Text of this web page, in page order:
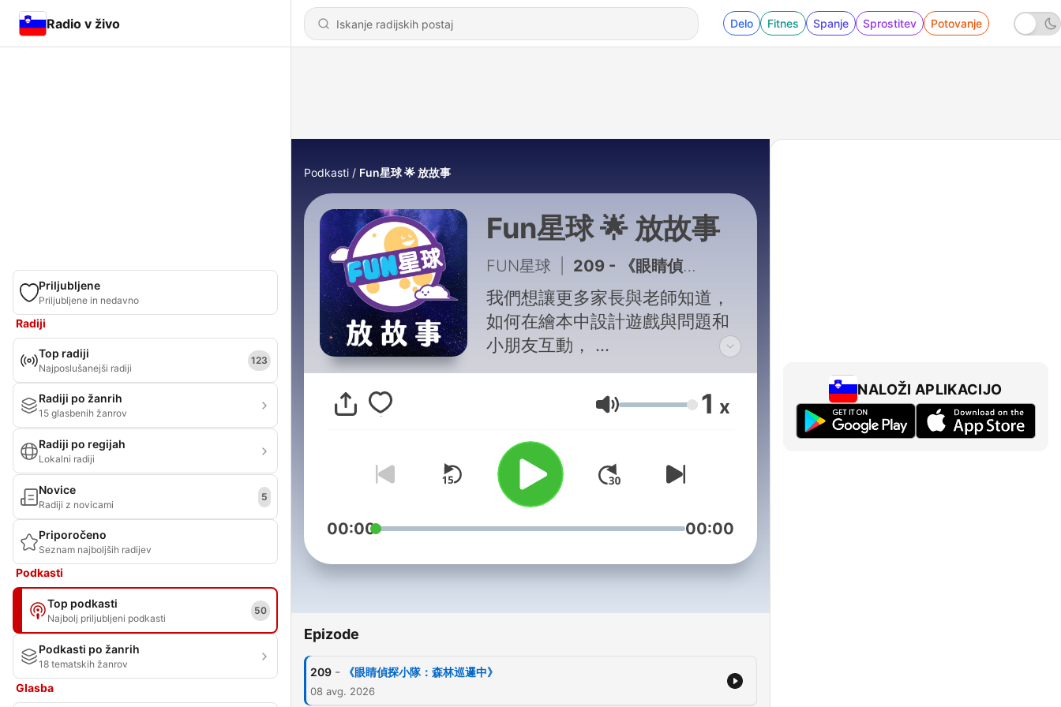
Radio v živo Delo Fitnes Spanje Sprostitev Potovanje
Priljubljene
Priljubljene in nedavno
Radiji
Top radiji
Najposlušanejši radiji
123
Radiji po žanrih
15 glasbenih žanrov
Radiji po regijah
Lokalni radiji
Novice
Radiji z novicami
5
Priporočeno
Seznam najboljših radijev
Podkasti
Top podkasti
Najbolj priljubljeni podkasti
50
Podkasti po žanrih
18 tematskih žanrov
Glasba
Podkasti Fun星球 🌟 放故事
Fun星球 🌟 放故事
FUN星球 209 - 《眼睛偵探小隊：森林巡邏中》
我們想讓更多家長與老師知道，
如何在繪本中設計遊戲與問題和
小朋友互動，
不僅可以讓小朋友開始對書本與
閱讀感興趣，
也能讓家長和老師藉由講故事這
件事更了解小孩喔！
FUN星球是一個資歷近２０年的
教育團隊，
繪本中很多細節是藏在圖畫裡，
但很可惜的是，講故事的大人容
所以我們不朗讀繪本內文，
Glasnost 1 x
00:00 00:00
Epizode
209 - 《眼睛偵探小隊：森林巡邏中》
08 avg. 2026
NALOŽI APLIKACIJO